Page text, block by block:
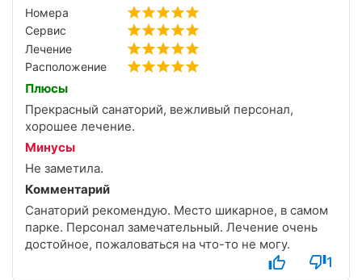
Номера
Сервис
Лечение
Расположение
Плюсы
Прекрасный санаторий, вежливый персонал,
хорошее лечение.
Минусы
Не заметила.
Комментарий
Санаторий рекомендую. Место шикарное, в самом
парке. Персонал замечательный. Лечение очень
достойное, пожаловаться на что-то не могу.
1